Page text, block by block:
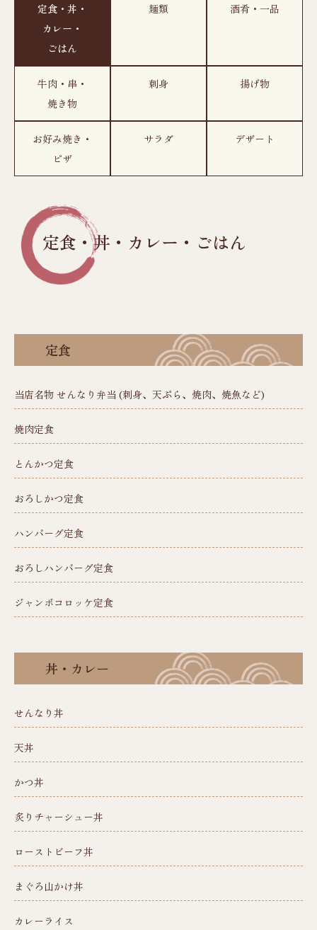
定食・丼・
カレー・
ごはん
麺類 酒肴・一品
牛肉・串・
焼き物
刺身 揚げ物
お好み焼き・
ピザ
サラダ デザート
定食・丼・カレー・ごはん
定食
当店名物 せんなり弁当 (刺身、天ぷら、焼肉、焼魚など)
焼肉定食
とんかつ定食
おろしかつ定食
ハンバーグ定食
おろしハンバーグ定食
ジャンボコロッケ定食
丼・カレー
せんなり丼
天丼
かつ丼
炙りチャーシュー丼
ローストビーフ丼
まぐろ山かけ丼
カレーライス